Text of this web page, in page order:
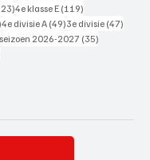
123 posts
4e klasse E (119)
57 posts
4e divisie A (49)49 posts
3e divisie (47)
39 posts
seizoen 2026-2027 (35)